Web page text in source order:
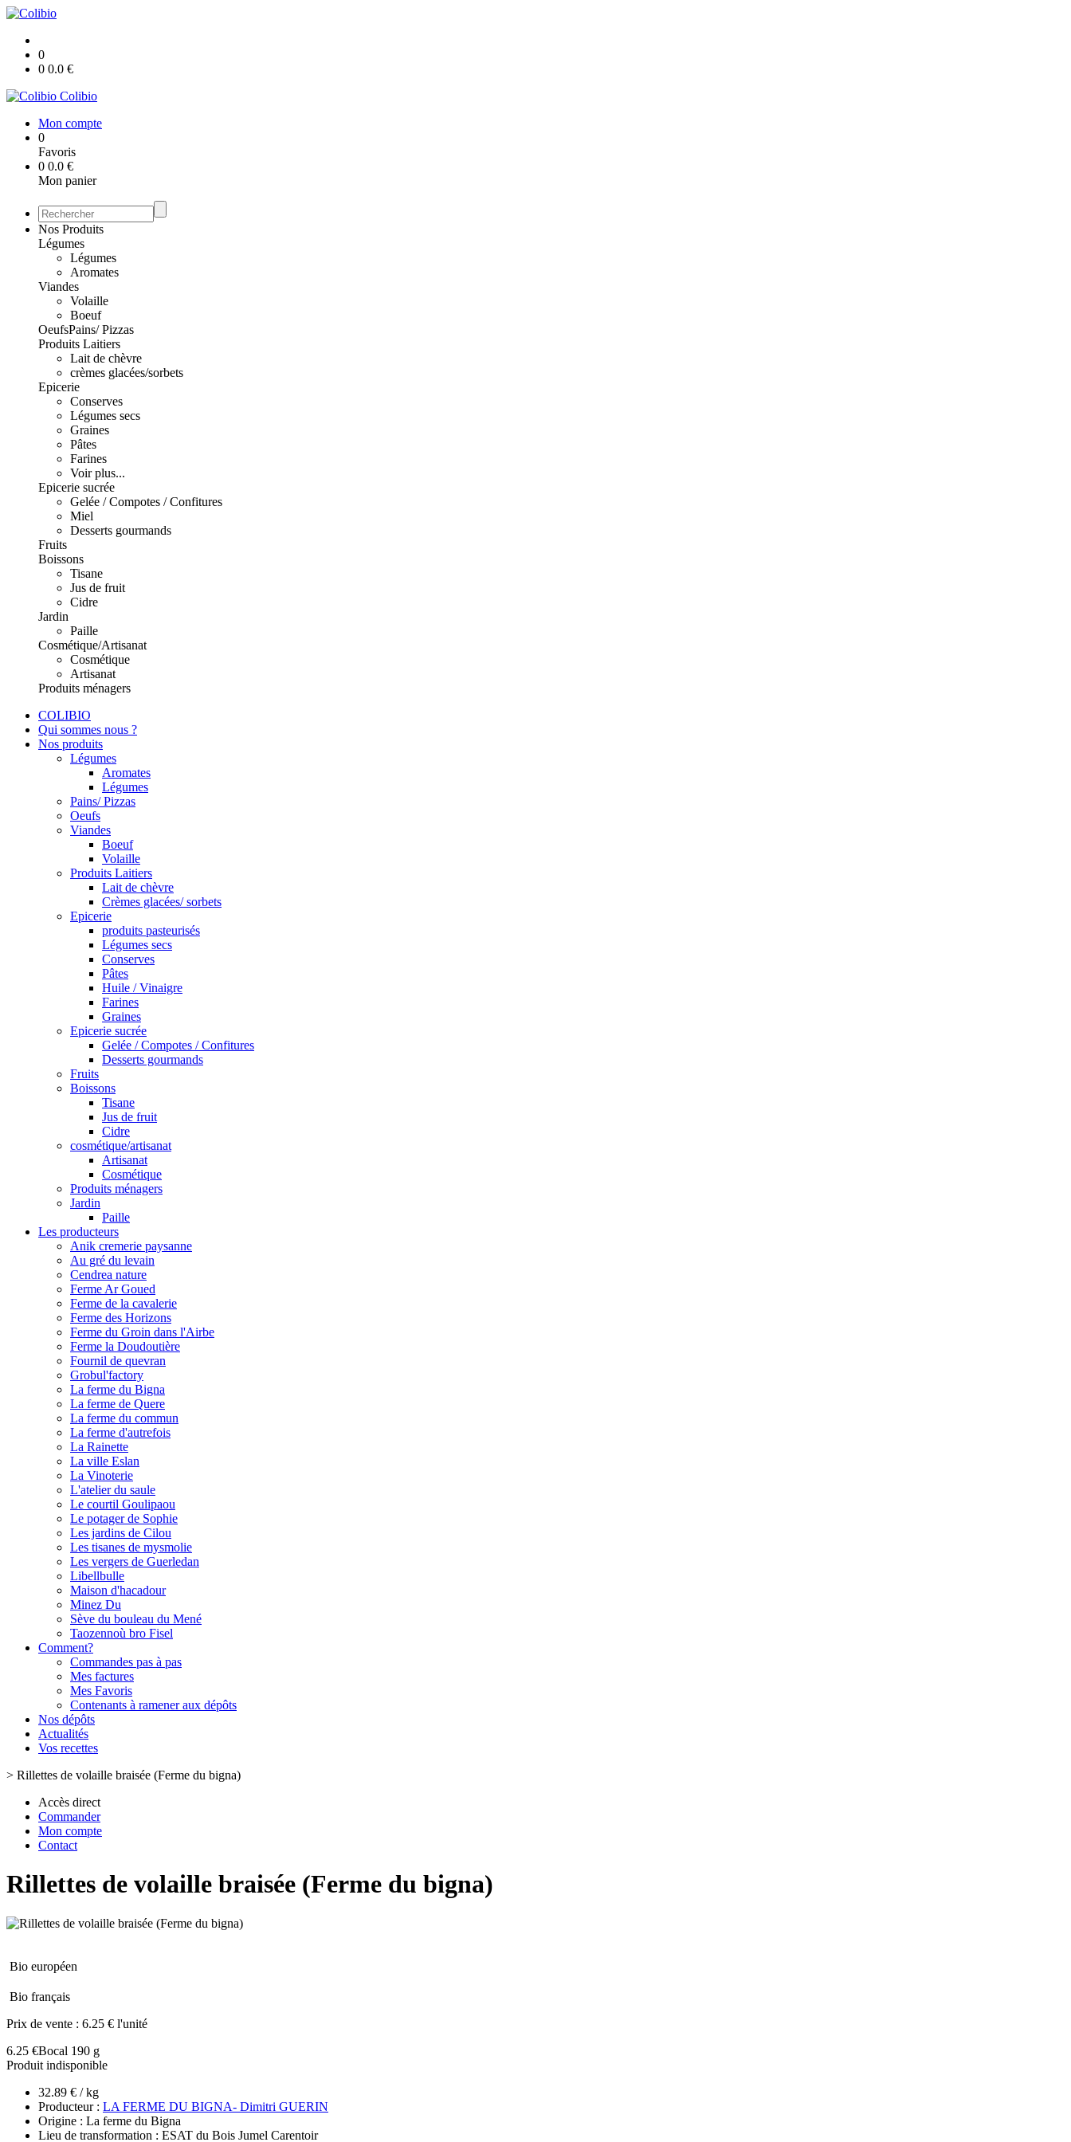
0
0 0.0 €
Colibio
Mon compte
0
Favoris
0 0.0 €
Mon panier
Nos Produits
Légumes
Légumes
Aromates
Viandes
Volaille
Boeuf
OeufsPains/ Pizzas
Produits Laitiers
Lait de chèvre
crèmes glacées/sorbets
Epicerie
Conserves
Légumes secs
Graines
Pâtes
Farines
Voir plus...
Epicerie sucrée
Gelée / Compotes / Confitures
Miel
Desserts gourmands
Fruits
Boissons
Tisane
Jus de fruit
Cidre
Jardin
Paille
Cosmétique/Artisanat
Cosmétique
Artisanat
Produits ménagers
COLIBIO
Qui sommes nous ?
Nos produits
Légumes
Aromates
Légumes
Pains/ Pizzas
Oeufs
Viandes
Boeuf
Volaille
Produits Laitiers
Lait de chèvre
Crèmes glacées/ sorbets
Epicerie
produits pasteurisés
Légumes secs
Conserves
Pâtes
Huile / Vinaigre
Farines
Graines
Epicerie sucrée
Gelée / Compotes / Confitures
Desserts gourmands
Fruits
Boissons
Tisane
Jus de fruit
Cidre
cosmétique/artisanat
Artisanat
Cosmétique
Produits ménagers
Jardin
Paille
Les producteurs
Anik cremerie paysanne
Au gré du levain
Cendrea nature
Ferme Ar Goued
Ferme de la cavalerie
Ferme des Horizons
Ferme du Groin dans l'Airbe
Ferme la Doudoutière
Fournil de quevran
Grobul'factory
La ferme du Bigna
La ferme de Quere
La ferme du commun
La ferme d'autrefois
La Rainette
La ville Eslan
La Vinoterie
L'atelier du saule
Le courtil Goulipaou
Le potager de Sophie
Les jardins de Cilou
Les tisanes de mysmolie
Les vergers de Guerledan
Libellbulle
Maison d'hacadour
Minez Du
Sève du bouleau du Mené
Taozennoù bro Fisel
Comment?
Commandes pas à pas
Mes factures
Mes Favoris
Contenants à ramener aux dépôts
Nos dépôts
Actualités
Vos recettes
> Rillettes de volaille braisée (Ferme du bigna)
Accès direct
Commander
Mon compte
Contact
Rillettes de volaille braisée (Ferme du bigna)
Bio européen
Bio français
Prix de vente : 6.25 € l'unité
6.25 €Bocal 190 g
Produit indisponible
32.89 € / kg
Producteur : LA FERME DU BIGNA- Dimitri GUERIN
Origine : La ferme du Bigna
Lieu de transformation : ESAT du Bois Jumel Carentoir